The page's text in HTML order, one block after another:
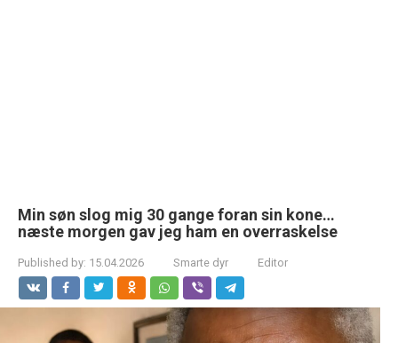
Min søn slog mig 30 gange foran sin kone…
næste morgen gav jeg ham en overraskelse
Published by: 15.04.2026 Smarte dyr Editor